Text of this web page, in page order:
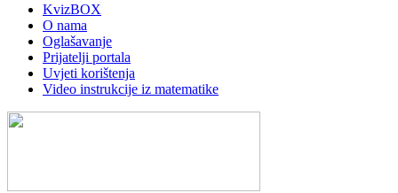
KvizBOX
O nama
Oglašavanje
Prijatelji portala
Uvjeti korištenja
Video instrukcije iz matematike